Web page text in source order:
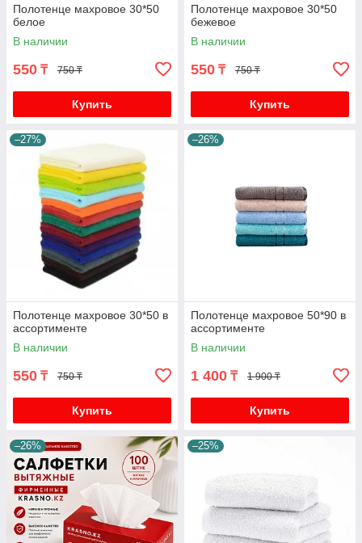
Полотенце махровое 30*50
белое
В наличии
550 ₸ 750 ₸
Купить
Полотенце махровое 30*50
бежевое
В наличии
550 ₸ 750 ₸
Купить
–27%
Полотенце махровое 30*50 в
ассортименте
В наличии
550 ₸ 750 ₸
Купить
–26%
Полотенце махровое 50*90 в
ассортименте
В наличии
1 400 ₸ 1 900 ₸
Купить
–26% –25%